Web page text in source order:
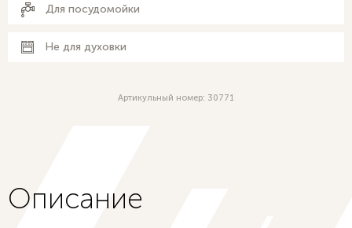
Для посудомойки
Не для духовки
Артикульный номер: 30771
Описание